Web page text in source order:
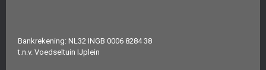
Bankrekening: NL32 INGB 0006 8284 38
t.n.v. Voedseltuin IJplein